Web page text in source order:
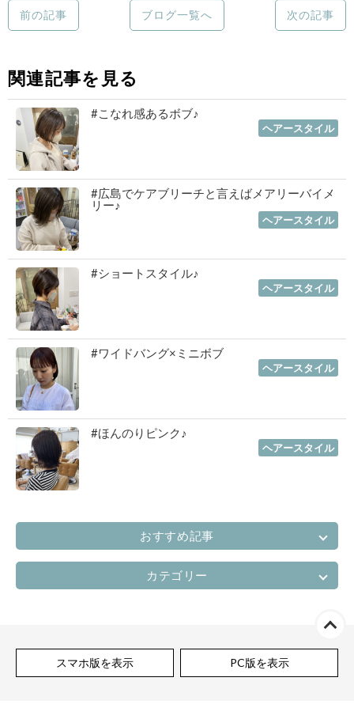
前の記事 ブログ一覧へ 次の記事
関連記事を見る
#こなれ感あるボブ♪
ヘアースタイル
#広島でケアブリーチと言えばメアリーバイメ
リー♪
ヘアースタイル
#ショートスタイル♪
ヘアースタイル
#ワイドバング×ミニボブ
ヘアースタイル
#ほんのりピンク♪
ヘアースタイル
おすすめ記事
カテゴリー
スマホ版を表示 PC版を表示